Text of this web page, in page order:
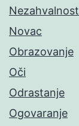
Nezahvalnost
Novac
Obrazovanje
Oči
Odrastanje
Ogovaranje